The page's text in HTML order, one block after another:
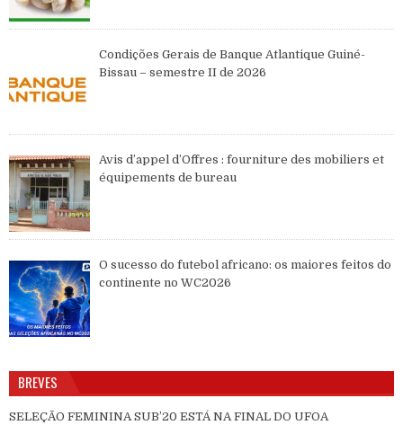
Condições Gerais de Banque Atlantique Guiné-
Bissau – semestre II de 2026
Avis d’appel d’Offres : fourniture des mobiliers et
équipements de bureau
O sucesso do futebol africano: os maiores feitos do
continente no WC2026
BREVES
SELEÇÃO FEMININA SUB’20 ESTÁ NA FINAL DO UFOA